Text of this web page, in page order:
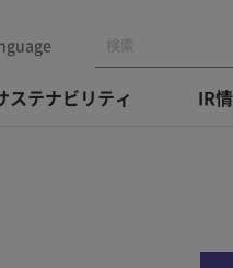
ステナビリティ IR